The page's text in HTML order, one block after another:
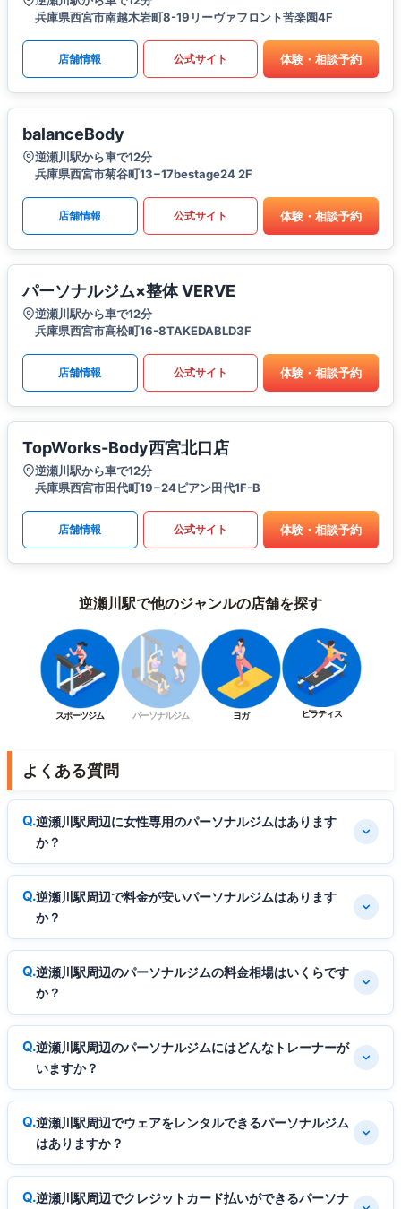
兵庫県西宮市南越木岩町8-19リーヴァフロント苦楽園4F
店舗情報 公式サイト 体験・相談予約
balanceBody
逆瀬川駅から車で12分
兵庫県西宮市菊谷町13−17bestage24 2F
店舗情報 公式サイト 体験・相談予約
パーソナルジム×整体 VERVE
逆瀬川駅から車で12分
兵庫県西宮市高松町16-8TAKEDABLD3F
店舗情報 公式サイト 体験・相談予約
TopWorks-Body西宮北口店
逆瀬川駅から車で12分
兵庫県西宮市田代町19−24ピアン田代1F-B
店舗情報 公式サイト 体験・相談予約
逆瀬川駅で他のジャンルの店舗を探す
スポーツジム パーソナルジム ヨガ ピラティス
よくある質問
逆瀬川駅周辺に女性専用のパーソナルジムはあります
か？
逆瀬川駅周辺で料金が安いパーソナルジムはあります
か？
逆瀬川駅周辺のパーソナルジムの料金相場はいくらです
か？
逆瀬川駅周辺のパーソナルジムにはどんなトレーナーが
いますか？
逆瀬川駅周辺でウェアをレンタルできるパーソナルジム
はありますか？
逆瀬川駅周辺でクレジットカード払いができるパーソナ